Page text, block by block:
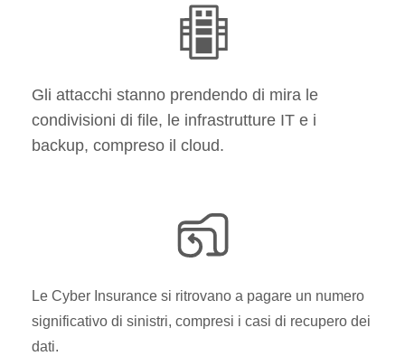
Gli attacchi stanno prendendo di mira le
condivisioni di file, le infrastrutture IT e i
backup, compreso il cloud.
Le Cyber Insurance si ritrovano a pagare un numero
significativo di sinistri, compresi i casi di recupero dei
dati.